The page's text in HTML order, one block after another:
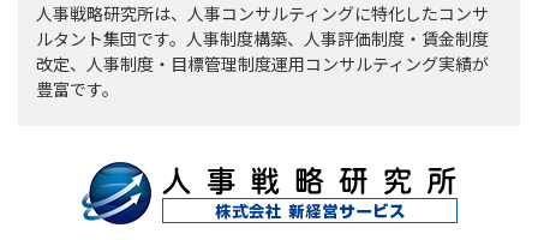
人事戦略研究所は、人事コンサルティングに特化したコンサ
ルタント集団です。人事制度構築、人事評価制度・賃金制度
改定、人事制度・目標管理制度運用コンサルティング実績が
豊富です。